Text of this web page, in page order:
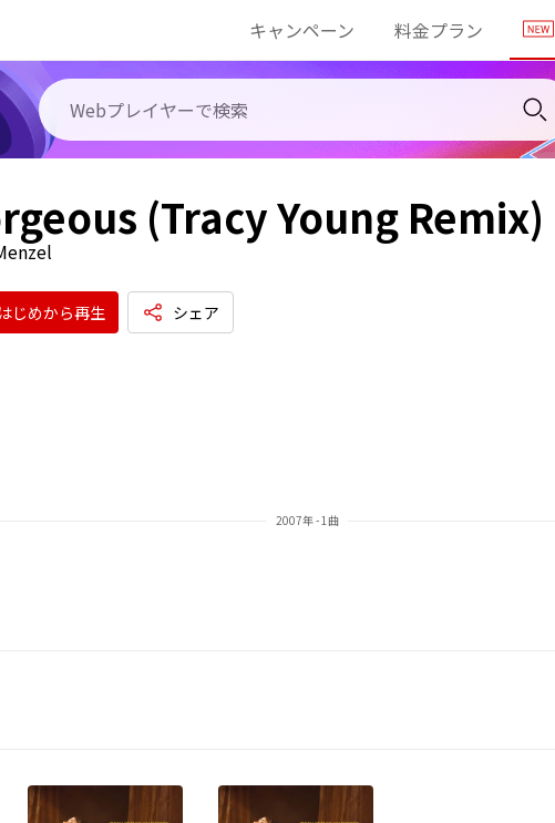
キャンペーン 料金プラン
(Tracy Young Remix)
はじめから再生 シェア
2007年 - 1曲